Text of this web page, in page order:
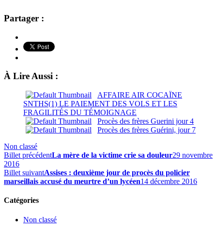
Partager :
À Lire Aussi :
AFFAIRE AIR COCAÏNE
SNTHS(1) LE PAIEMENT DES VOLS ET LES
FRAGILITÉS DU TÉMOIGNAGE
Procès des frères Guerini jour 4
Procès des frères Guérini, jour 7
Non classé
Billet précédentLa mère de la victime crie sa douleur29 novembre
2016
Billet suivantAssises : deuxième jour de procès du policier
marseillais accusé du meurtre d’un lycéen14 décembre 2016
Catégories
Non classé